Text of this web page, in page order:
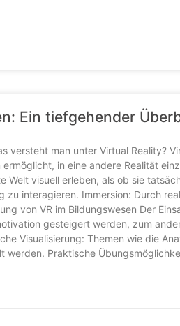
Ein tiefgehender
versteht man unter Virtual Reality?
in eine andere Realität
Welt visuell erleben, als ob sie
interagieren. Immersion: Durch
von VR im Bildungswesen Der
gesteigert werden, zum
Visualisierung: Themen wie die
werden. Praktische